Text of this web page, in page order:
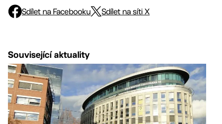
Sdílet na Facebooku Sdílet na síti X
Související aktuality